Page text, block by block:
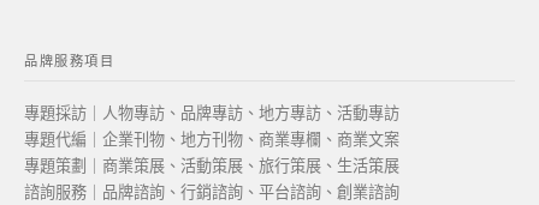
品牌服務項目
專題採訪｜人物專訪、品牌專訪、地方專訪、活動專訪
專題代編｜企業刊物、地方刊物、商業專欄、商業文案
專題策劃｜商業策展、活動策展、旅行策展、生活策展
諮詢服務｜品牌諮詢、行銷諮詢、平台諮詢、創業諮詢